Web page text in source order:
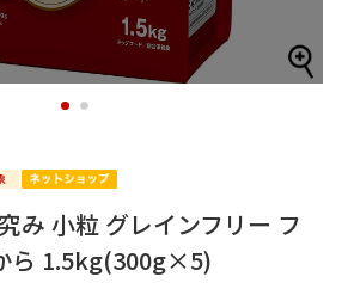
1 2
み 小粒 グレインフリー フ
ら 1.5kg(300g×5)